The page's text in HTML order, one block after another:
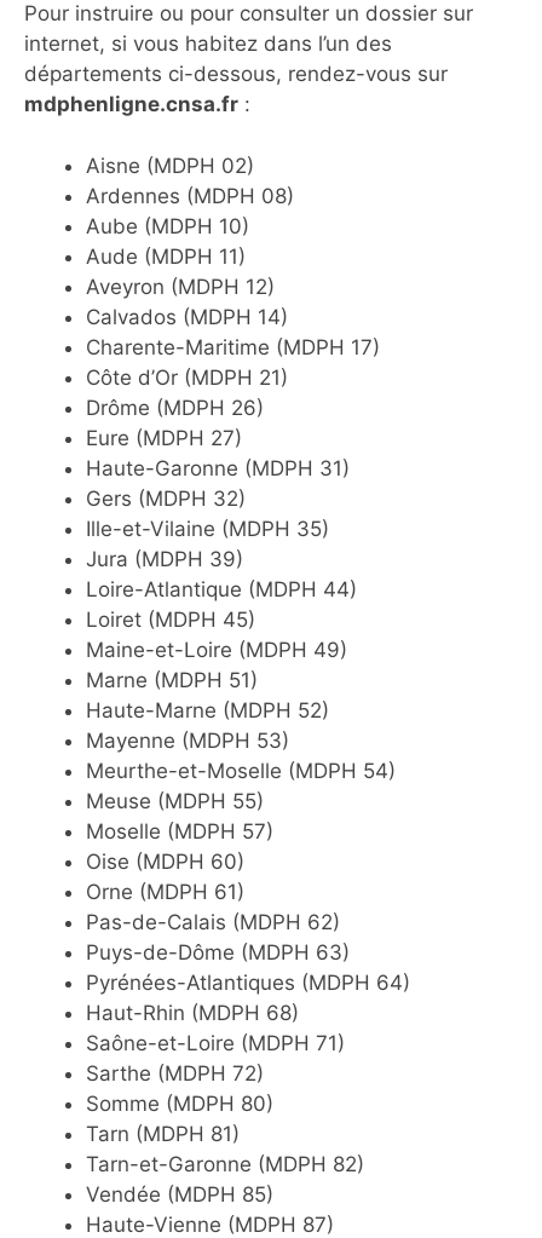
Pour instruire ou pour consulter un dossier sur
internet, si vous habitez dans l’un des
départements ci-dessous, rendez-vous sur
mdphenligne.cnsa.fr :
Aisne (MDPH 02)
Ardennes (MDPH 08)
Aube (MDPH 10)
Aude (MDPH 11)
Aveyron (MDPH 12)
Calvados (MDPH 14)
Charente-Maritime (MDPH 17)
Côte d’Or (MDPH 21)
Drôme (MDPH 26)
Eure (MDPH 27)
Haute-Garonne (MDPH 31)
Gers (MDPH 32)
Ille-et-Vilaine (MDPH 35)
Jura (MDPH 39)
Loire-Atlantique (MDPH 44)
Loiret (MDPH 45)
Maine-et-Loire (MDPH 49)
Marne (MDPH 51)
Haute-Marne (MDPH 52)
Mayenne (MDPH 53)
Meurthe-et-Moselle (MDPH 54)
Meuse (MDPH 55)
Moselle (MDPH 57)
Oise (MDPH 60)
Orne (MDPH 61)
Pas-de-Calais (MDPH 62)
Puys-de-Dôme (MDPH 63)
Pyrénées-Atlantiques (MDPH 64)
Haut-Rhin (MDPH 68)
Saône-et-Loire (MDPH 71)
Sarthe (MDPH 72)
Somme (MDPH 80)
Tarn (MDPH 81)
Tarn-et-Garonne (MDPH 82)
Vendée (MDPH 85)
Haute-Vienne (MDPH 87)